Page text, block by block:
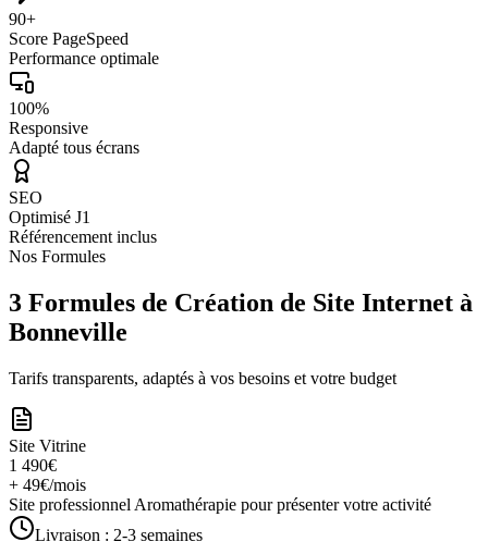
90+
Score PageSpeed
Performance optimale
100%
Responsive
Adapté tous écrans
SEO
Optimisé J1
Référencement inclus
Nos Formules
3 Formules de Création de Site Internet à
Bonneville
Tarifs transparents, adaptés à vos besoins et votre budget
Site Vitrine
1 490€
+ 49€/mois
Site professionnel Aromathérapie pour présenter votre activité
Livraison : 2-3 semaines